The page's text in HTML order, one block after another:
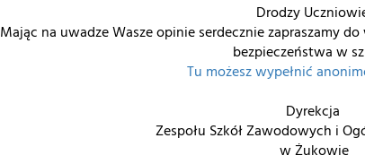
Drodzy
Mając na uwadze Wasze opinie serdecznie zapraszamy
bezpieczeństwa w
Tu możesz wypełnić
Dyrekcja
Zespołu Szkół Zawodowych i
w Żukowie